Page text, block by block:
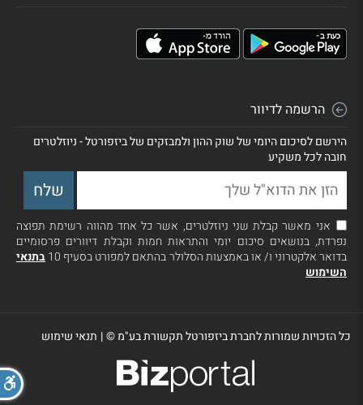
הרשמה לדיוור
הירשם לסיכום היומי של שוק ההון ולמבזקים של ביזפורטל - ניוזלטרים
חובה לכל משקיע
אני מאשר קבלת שני ניוזלטרים, אשר כל אחד מהווה רשימת תפוצה
נפרדת, בנושאים סיכום יומי והתראות חמות וקבלת דיוורים פרסומיים
בדואר אלקטרוני ו/ או באמצעות הסלולר בהתאם למפורט בסעיף 10
בתנאי
השימוש
כל הזכויות שמורות לחברת ביזפורטל תקשורת בע"מ ©| תנאי שימוש